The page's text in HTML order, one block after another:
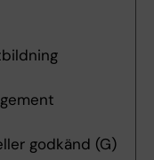
godkänd (G)